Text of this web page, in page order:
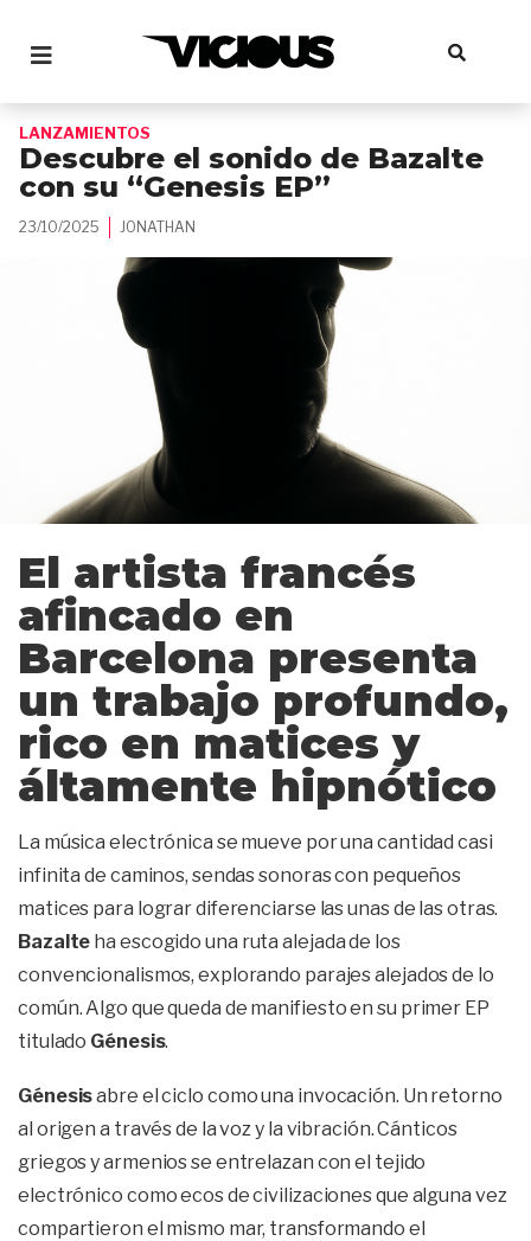
LANZAMIENTOS
Descubre el sonido de Bazalte
con su “Genesis EP”
23/10/2025 JONATHAN
El artista francés
afincado en
Barcelona presenta
un trabajo profundo,
rico en matices y
áltamente hipnótico
La música electrónica se mueve por una cantidad casi
infinita de caminos, sendas sonoras con pequeños
matices para lograr diferenciarse las unas de las otras.
Bazalte ha escogido una ruta alejada de los
convencionalismos, explorando parajes alejados de lo
común. Algo que queda de manifiesto en su primer EP
titulado Génesis.
Génesisabre el ciclo como una invocación. Un retorno
al origen a través de la voz y la vibración. Cánticos
griegos y armenios se entrelazan con el tejido
electrónico como ecos de civilizaciones que alguna vez
compartieron el mismo mar, transformando el